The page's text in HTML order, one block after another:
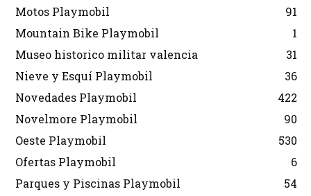
Motos Playmobil
91
Mountain Bike Playmobil
1
Museo historico militar valencia
31
Nieve y Esquí Playmobil
36
Novedades Playmobil
422
Novelmore Playmobil
90
Oeste Playmobil
530
Ofertas Playmobil
6
Parques y Piscinas Playmobil
54